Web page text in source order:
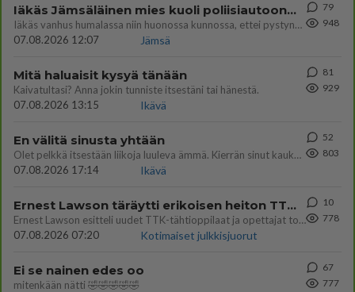
Iäkäs Jämsäläinen mies kuoli poliisiautoon matkalla Jyväskylän putkaan
Iäkäs vanhus humalassa niin huonossa kunnossa, ettei pystynyt huolehtimaan itsestään niin ainoa apu sillä hetkellä oli
07.08.2026 12:07
Jämsä
79
948
Mitä haluaisit kysyä tänään
Kaivatultasi? Anna jokin tunniste itsestäni tai hänestä.
07.08.2026 13:15
Ikävä
81
929
En välitä sinusta yhtään
Olet pelkkä itsestään liikoja luuleva ämmä. Kierrän sinut kaukaa nyt ja aina. Olit mulle pelkkä lelu vaan.
07.08.2026 17:14
Ikävä
52
803
Ernest Lawson täräytti erikoisen heiton TTK-lehdistötilaisuudessa: " Onko tässä tarkoituksena...?"
Ernest Lawson esitteli uudet TTK-tähtioppilaat ja opettajat torstaina 6.8. lehdistölle. Tulevalla kaudella on yksi hausk
07.08.2026 07:20
Kotimaiset julkkisjuorut
10
778
Ei se nainen edes oo
mitenkään nätti 🤣🤣🤣🤣🤣
67
777